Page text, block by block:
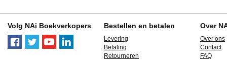
Volg NAi Boekverkopers Bestellen en betalen
Levering
Betaling
Retourneren
Over
Over ons
Contact
FAQ